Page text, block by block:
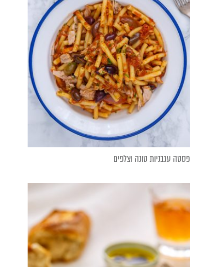
פסטה עגבניות טונה וצלפים